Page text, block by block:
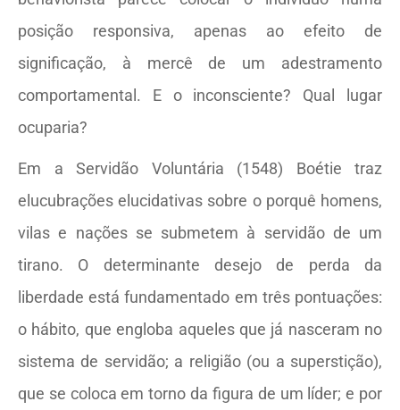
posição responsiva, apenas ao efeito de
significação, à mercê de um adestramento
comportamental. E o inconsciente? Qual lugar
ocuparia?
Em a Servidão Voluntária (1548) Boétie traz
elucubrações elucidativas sobre o porquê homens,
vilas e nações se submetem à servidão de um
tirano. O determinante desejo de perda da
liberdade está fundamentado em três pontuações:
o hábito, que engloba aqueles que já nasceram no
sistema de servidão; a religião (ou a superstição),
que se coloca em torno da figura de um líder; e por